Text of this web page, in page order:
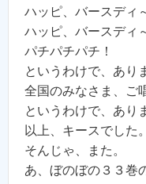
ハッピ、バースディ
ハッピ、バースディ
パチパチパチ！
というわけで、あり
全国のみなさま、ご
というわけで、あり
以上、キースでした。
そんじゃ、また。
あ、ぼのぼの３３巻